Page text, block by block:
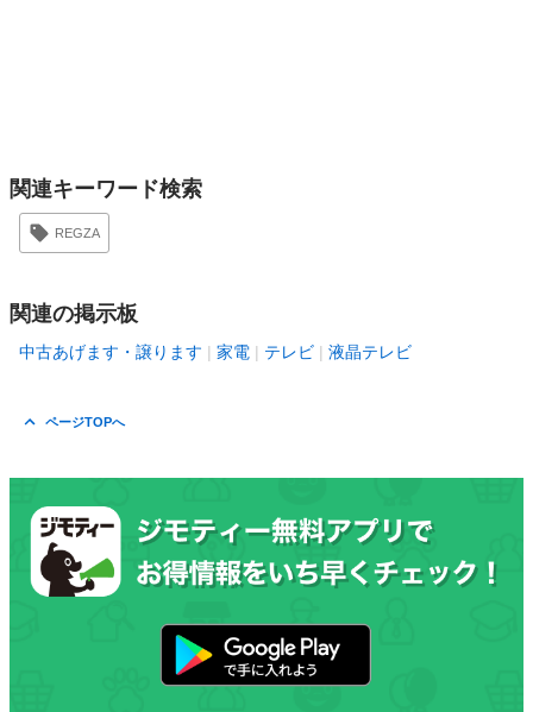
関連キーワード検索
REGZA
関連の掲示板
中古あげます・譲ります 家電 テレビ 液晶テレビ
ページTOPへ